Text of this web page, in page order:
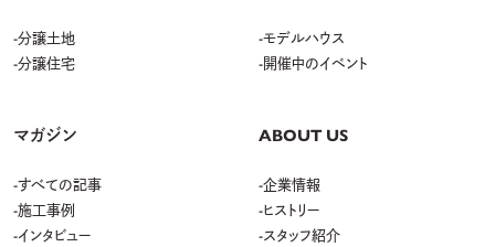
分譲土地
分譲住宅
モデルハウス
開催中のイベント
マガジン
すべての記事
施工事例
インタビュー
ABOUT US
企業情報
ヒストリー
スタッフ紹介